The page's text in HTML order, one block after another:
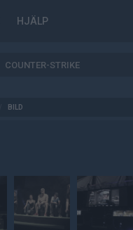
HJÄLP
COUNTER-STRIKE
BILD